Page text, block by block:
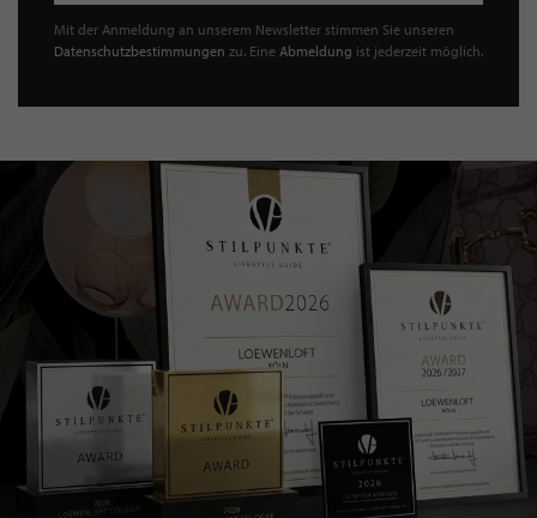
Mit der Anmeldung an unserem Newsletter stimmen Sie unseren
Datenschutzbestimmungen zu. Eine Abmeldung ist jederzeit möglich.